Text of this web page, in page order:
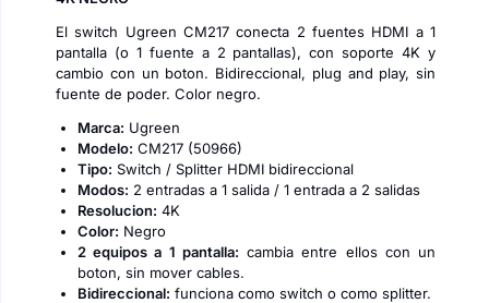
El switch Ugreen CM217 conecta 2 fuentes HDMI a 1
pantalla (o 1 fuente a 2 pantallas), con soporte 4K y
cambio con un boton. Bidireccional, plug and play, sin
fuente de poder. Color negro.
Marca: Ugreen
Modelo: CM217 (50966)
Tipo: Switch / Splitter HDMI bidireccional
Modos: 2 entradas a 1 salida / 1 entrada a 2 salidas
Resolucion: 4K
Color: Negro
2 equipos a 1 pantalla: cambia entre ellos con un
boton, sin mover cables.
Bidireccional: funciona como switch o como splitter.